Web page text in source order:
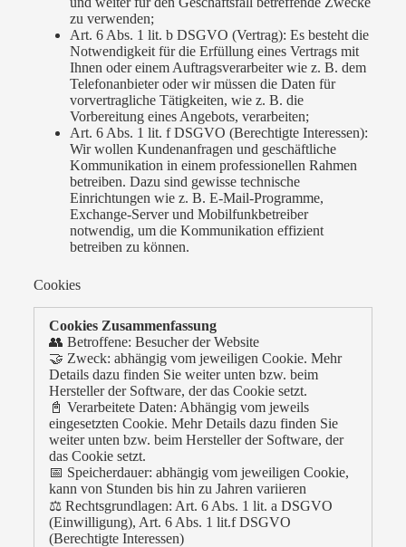
zu verwenden;
Art. 6 Abs. 1 lit. b DSGVO (Vertrag): Es besteht die
Notwendigkeit für die Erfüllung eines Vertrags mit
Ihnen oder einem Auftragsverarbeiter wie z. B. dem
Telefonanbieter oder wir müssen die Daten für
vorvertragliche Tätigkeiten, wie z. B. die
Vorbereitung eines Angebots, verarbeiten;
Art. 6 Abs. 1 lit. f DSGVO (Berechtigte Interessen):
Wir wollen Kundenanfragen und geschäftliche
Kommunikation in einem professionellen Rahmen
betreiben. Dazu sind gewisse technische
Einrichtungen wie z. B. E-Mail-Programme,
Exchange-Server und Mobilfunkbetreiber
notwendig, um die Kommunikation effizient
betreiben zu können.
Cookies
Cookies Zusammenfassung
👥 Betroffene: Besucher der Website
🤝 Zweck: abhängig vom jeweiligen Cookie. Mehr
Details dazu finden Sie weiter unten bzw. beim
Hersteller der Software, der das Cookie setzt.
📓 Verarbeitete Daten: Abhängig vom jeweils
eingesetzten Cookie. Mehr Details dazu finden Sie
weiter unten bzw. beim Hersteller der Software, der
das Cookie setzt.
📅 Speicherdauer: abhängig vom jeweiligen Cookie,
kann von Stunden bis hin zu Jahren variieren
⚖️ Rechtsgrundlagen: Art. 6 Abs. 1 lit. a DSGVO
(Einwilligung), Art. 6 Abs. 1 lit.f DSGVO
(Berechtigte Interessen)